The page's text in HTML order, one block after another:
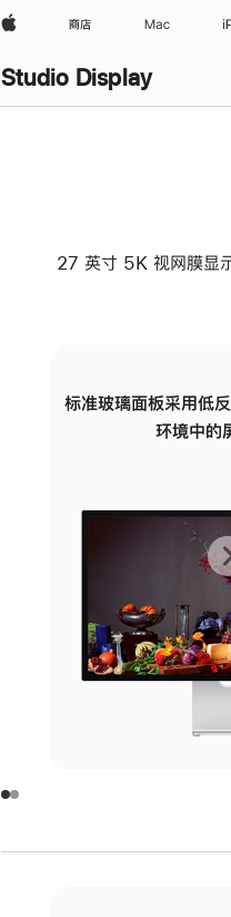
Apple 商店 Mac
Studio Display
27 英寸 5K 视网膜显
标准玻璃面板采用低
环境中的